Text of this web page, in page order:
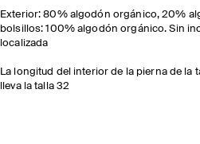
Exterior: 80% algodón orgánico, 20%
bolsillos: 100% algodón orgánico. Sin
localizada
La longitud del interior de la pierna de la
lleva la talla 32